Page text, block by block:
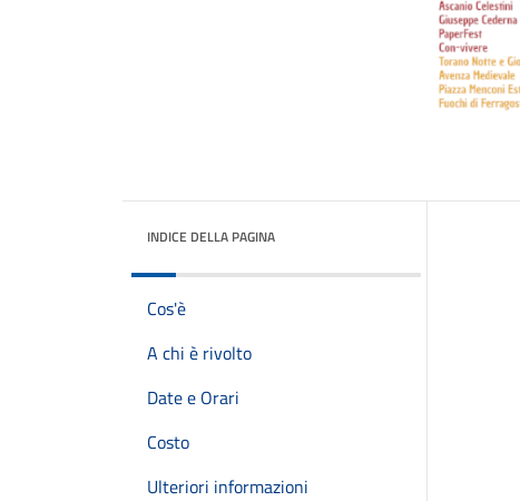
INDICE DELLA PAGINA
Cos'è
A chi è rivolto
Date e Orari
Costo
Ulteriori informazioni